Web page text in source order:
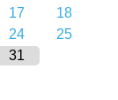
17
18
24
25
31